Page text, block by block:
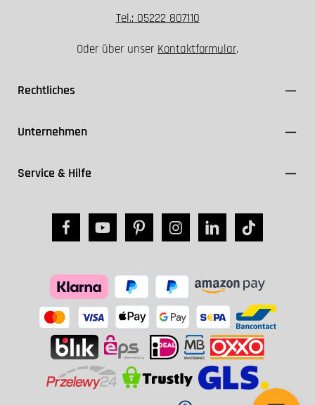
Tel.: 05222 807110
Oder über unser Kontaktformular.
Rechtliches
Unternehmen
Service & Hilfe